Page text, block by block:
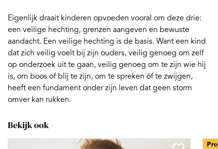
Eigenlijk draait kinderen opvoeden vooral om deze drie:
een veilige hechting, grenzen aangeven en bewuste
aandacht. Een veilige hechting is de basis. Want een kind
dat zich veilig voelt bij zijn ouders, veilig genoeg om zelf
op onderzoek uit te gaan, veilig genoeg om te zijn wie hij
is, om boos of blij te zijn, om te spreken óf te zwijgen,
heeft een fundament onder zijn leven dat geen storm
omver kan rukken.
Bekijk ook